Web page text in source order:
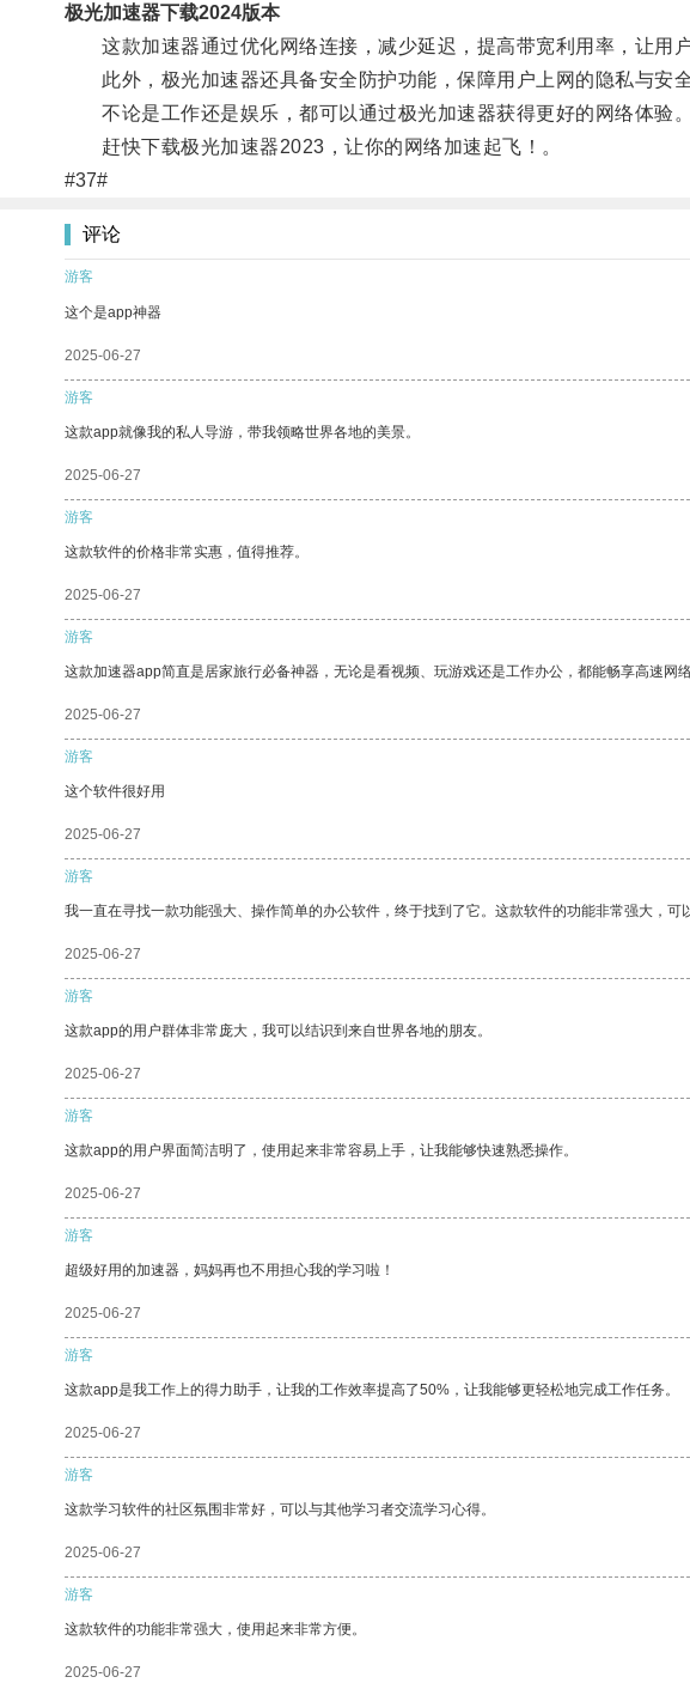
极光加速器下载2024版本
这款加速器通过优化网络连接，减少延迟，提高带宽利用率，让用
此外，极光加速器还具备安全防护功能，保障用户上网的隐私与安全
不论是工作还是娱乐，都可以通过极光加速器获得更好的网络体验。
赶快下载极光加速器2023，让你的网络加速起飞！。
#37#
评论
游客
这个是app神器
2025-06-27
游客
这款app就像我的私人导游，带我领略世界各地的美景。
2025-06-27
游客
这款软件的价格非常实惠，值得推荐。
2025-06-27
游客
这款加速器app简直是居家旅行必备神器，无论是看视频、玩游戏还是工作办公，都能畅享高速
2025-06-27
游客
这个软件很好用
2025-06-27
游客
我一直在寻找一款功能强大、操作简单的办公软件，终于找到了它。这款软件的功能非常强大，
2025-06-27
游客
这款app的用户群体非常庞大，我可以结识到来自世界各地的朋友。
2025-06-27
游客
这款app的用户界面简洁明了，使用起来非常容易上手，让我能够快速熟悉操作。
2025-06-27
游客
超级好用的加速器，妈妈再也不用担心我的学习啦！
2025-06-27
游客
这款app是我工作上的得力助手，让我的工作效率提高了50%，让我能够更轻松地完成工作任务。
2025-06-27
游客
这款学习软件的社区氛围非常好，可以与其他学习者交流学习心得。
2025-06-27
游客
这款软件的功能非常强大，使用起来非常方便。
2025-06-27